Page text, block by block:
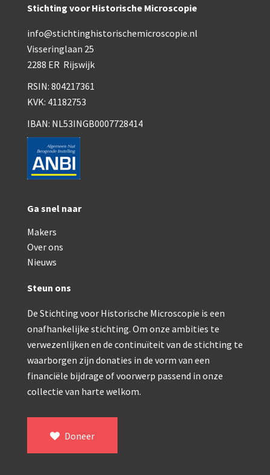
Stichting voor Historische Microscopie
info@stichtinghistorischemicroscopie.nl
Visseringlaan 25
2288 ER Rijswijk
RSIN: 804217361
KVK: 41182753
IBAN: NL53INGB0007728414
Ga snel naar
Makers
Over ons
Nieuws
Steun ons
De Stichting voor Historische Microscopie is een
onafhankelijke stichting. Om onze ambities te
verwezenlijken en de continuïteit van de stichting te
waarborgen zijn donaties in de vorm van een
financiële bijdrage of voorwerp passend in onze
collectie van harte welkom.
Doneer